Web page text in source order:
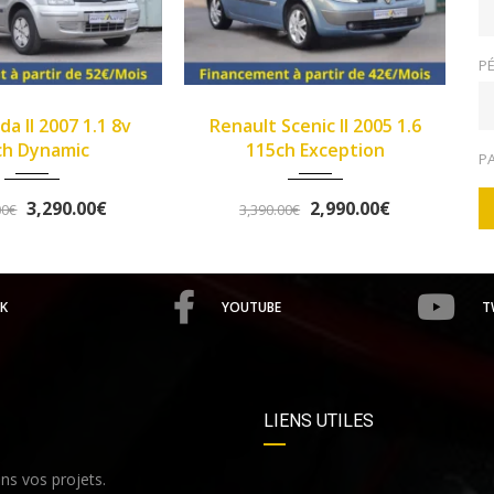
Renault Scenic II 2005 1.6
115ch Exception
3,390.00€
>Opel Corsa IV 2013 1.2
Twinport 85ch
5,758.00€
YOUTUBE
vos projets.
LIENS UTILES